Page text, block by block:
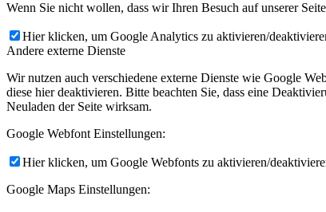
Wenn Sie nicht wollen, dass wir Ihren Besuch auf unserer
Hier klicken, um Google Analytics zu aktivieren/
Andere externe Dienste
Wir nutzen auch verschiedene externe Dienste wie Google
diese hier deaktivieren. Bitte beachten Sie, dass eine
Neuladen der Seite wirksam.
Google Webfont Einstellungen:
Hier klicken, um Google Webfonts zu aktivieren/
Google Maps Einstellungen: